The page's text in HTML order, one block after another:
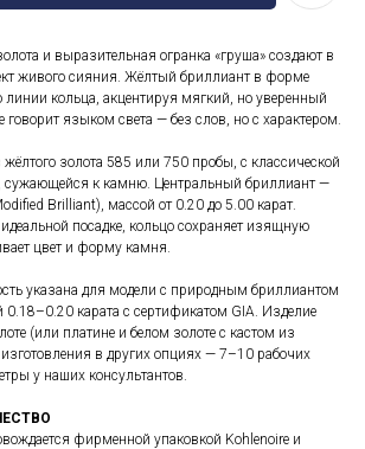
и выразительная огранка «груша» создают в
живого сияния. Жёлтый бриллиант в форме
линии кольца, акцентируя мягкий, но уверенный
говорит языком света — без слов, но с характером.
золота 585 или 750 пробы, с классической
сужающейся к камню. Центральный бриллиант —
Brilliant), массой от 0.20 до 5.00 карат.
идеальной посадке, кольцо сохраняет изящную
цвет и форму камня.
указана для модели с природным бриллиантом
0.18–0.20 карата с сертификатом GIA. Изделие
(или платине и белом золоте с кастом из
изготовления в других опциях — 7–10 рабочих
у наших консультантов.
фирменной упаковкой Kohlenoire и